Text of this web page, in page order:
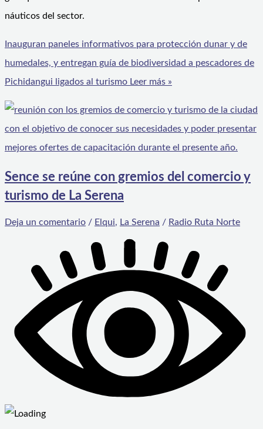
náuticos del sector.
Inauguran paneles informativos para protección dunar y de
humedales, y entregan guía de biodiversidad a pescadores de
Pichidangui ligados al turismo Leer más »
Sence se reúne con gremios del comercio y
turismo de La Serena
Deja un comentario / Elqui, La Serena / Radio Ruta Norte